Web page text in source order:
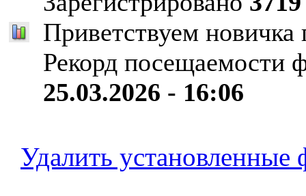
Приветствуем
Рекорд посещаемости
25.03.2026 - 16:06
Удалить